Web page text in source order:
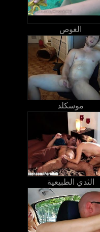
الغوص
موسكلد
الثدي الطبيعية